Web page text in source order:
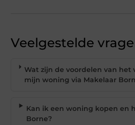
Veelgestelde
Wat zijn de voordelen van het
mijn woning via Makelaar
Kan ik een woning kopen en
Borne?